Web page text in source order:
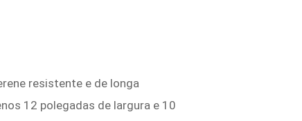
resistente e de longa
12 polegadas de largura e 10